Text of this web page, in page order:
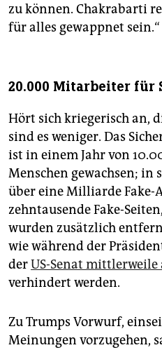
zu können. Chakrabarti
für alles gewappnet sein.“
20.000 Mitarbeiter für
Hört sich kriegerisch an,
sind es weniger. Das
ist in einem Jahr von
Menschen gewachsen; in
über eine Milliarde Fake-
zehntausende Fake-
wurden zusätzlich
wie während der
derUS-Senat mittlerweile
verhindert werden.
Zu Trumps Vorwurf,
Meinungen vorzugehen,